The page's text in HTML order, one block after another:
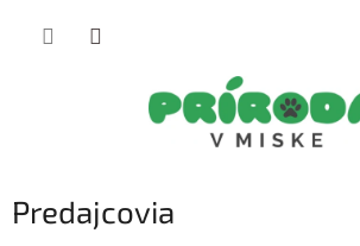
Predajcovia